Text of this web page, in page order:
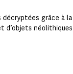
grâce à
d’objets